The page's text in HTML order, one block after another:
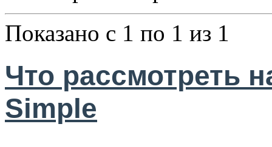
Показано с 1 по 1 из 1
Что рассмотреть
Simple